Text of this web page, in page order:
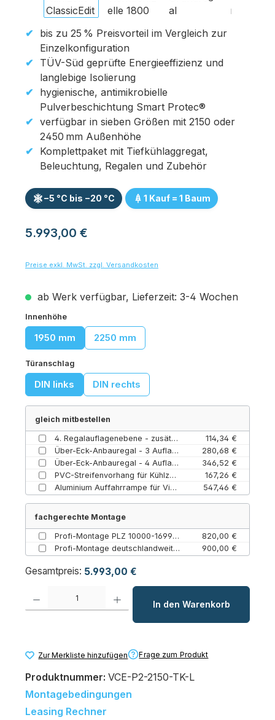
bis zu 25 % Preisvorteil im Vergleich zur
Einzelkonfiguration
TÜV-Süd geprüfte Energieeffizienz und
langlebige Isolierung
hygienische, antimikrobielle
Pulverbeschichtung Smart Protec®
verfügbar in sieben Größen mit 2150 oder
2450 mm Außenhöhe
Komplettpaket mit Tiefkühlaggregat,
Beleuchtung, Regalen und Zubehör
−5 °C bis −20 °C 1 Kauf = 1 Baum
Regulärer Preis:
5.993,00 €
Preise exkl. MwSt. zzgl. Versandkosten
ab Werk verfügbar, Lieferzeit: 3-4 Wochen
Innenhöheauswählen
1950 mm 2250 mm
Türanschlag
DIN links DIN rechts
gleich mitbestellen
4. Regalauflagenebene - zusätzliche geschlossene Bodenauflage Almo Norm 20 (Tiefkühlung (TK) / Paket 1)
114,34 €
Über-Eck-Anbauregal - 3 Auflagen (3 / Paket 1 und 2)
280,68 €
Über-Eck-Anbauregal - 4 Auflagen (Paket 1 und 2 / 4)
346,52 €
PVC-Streifenvorhang für Kühlzellen – Lamellenvorhang Energiesparer (615 mm / 1945 mm)
167,26 €
Aluminium Auffahrrampe für Viessmann Kühlzellen bis 800 mm Türbreite (131 mm)
547,46 €
fachgerechte Montage
Profi-Montage PLZ 10000-16999 ClassicEdition Paket 1-4 (10000-16999 / Classic Edition 1-4)
820,00 €
Profi-Montage deutschlandweit (Festland) ClassicEdition Paket 1-4 (Classic Edition 1-4 / Bundesweit (Festland))
900,00 €
Gesamtpreis: 5.993,00 €
Produkt Anzahl: Gib den gewünschten Wert ein oder benutze die
In den Warenkorb
Zur Merkliste hinzufügen Frage zum Produkt
Produktnummer: VCE-P2-2150-TK-L
Montagebedingungen
Leasing Rechner